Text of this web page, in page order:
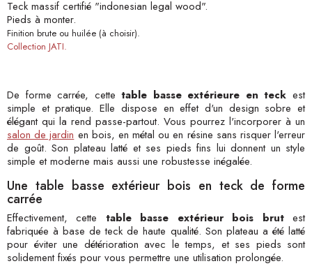
Teck massif certifié "indonesian legal wood".
Pieds à monter.
Finition brute ou huilée (à choisir).
Collection JATI.
De forme carrée, cettetable basse extérieure en teck est
simple et pratique. Elle dispose en effet d'un design sobre et
élégant qui la rend passe-partout. Vous pourrez l'incorporer à un
salon de jardin en bois, en métal ou en résine sans risquer l'erreur
de goût. Son plateau latté et ses pieds fins lui donnent un style
simple et moderne mais aussi une robustesse inégalée.
Une table basse extérieur bois en teck de forme
carrée
Effectivement, cette table basse extérieur bois brutest
fabriquée à base de teck de haute qualité. Son plateau a été latté
pour éviter une détérioration avec le temps, et ses pieds sont
solidement fixés pour vous permettre une utilisation prolongée.